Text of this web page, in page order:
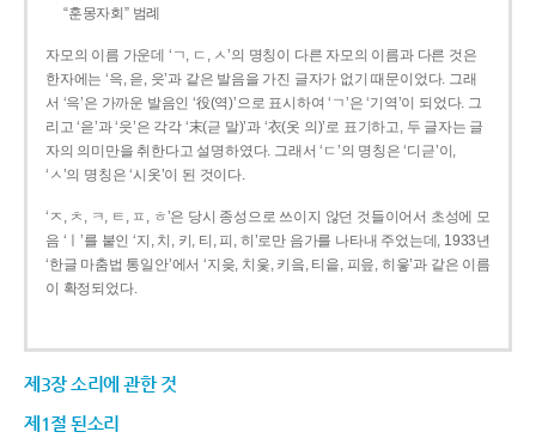
“훈몽자회” 범례
자모의 이름 가운데 ‘ㄱ, ㄷ, ㅅ’의 명칭이 다른 자모의 이름과 다른 것은
한자에는 ‘윽, 읃, 읏’과 같은 발음을 가진 글자가 없기 때문이었다. 그래
서 ‘윽’은 가까운 발음인 ‘役(역)’으로 표시하여 ‘ㄱ’은 ‘기역’이 되었다. 그
리고 ‘읃’과 ‘읏’은 각각 ‘末(귿 말)’과 ‘衣(옷 의)’로 표기하고, 두 글자는 글
자의 의미만을 취한다고 설명하였다. 그래서 ‘ㄷ’의 명칭은 ‘디귿’이,
‘ㅅ’의 명칭은 ‘시옷’이 된 것이다.
‘ㅈ, ㅊ, ㅋ, ㅌ, ㅍ, ㅎ’은 당시 종성으로 쓰이지 않던 것들이어서 초성에 모
음 ‘ㅣ’를 붙인 ‘지, 치, 키, 티, 피, 히’로만 음가를 나타내 주었는데, 1933년
‘한글 마춤법 통일안’에서 ‘지읒, 치읓, 키읔, 티읕, 피읖, 히읗’과 같은 이름
이 확정되었다.
제3장 소리에 관한 것
제1절 된소리